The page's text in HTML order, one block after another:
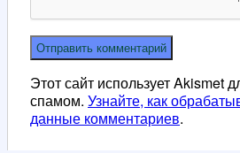
Этот сайт использует Akismet
спамом. Узнайте, как
данные комментариев.